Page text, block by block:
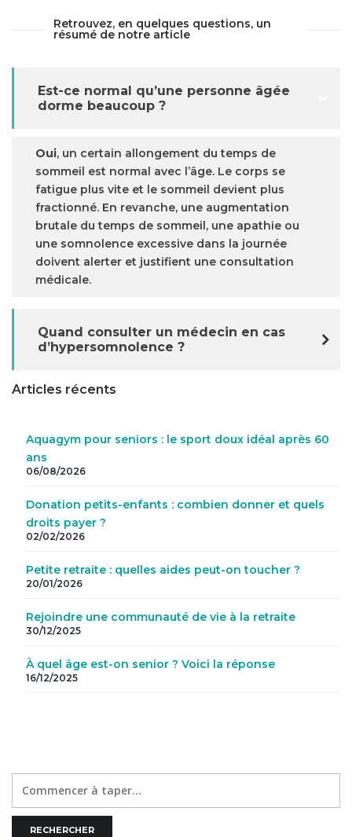
Retrouvez, en quelques questions, un
résumé de notre article
Est-ce normal qu’une personne âgée
dorme beaucoup ?
Oui, un certain allongement du temps de
sommeil est normal avec l’âge. Le corps se
fatigue plus vite et le sommeil devient plus
fractionné. En revanche, une augmentation
brutale du temps de sommeil, une apathie ou
une somnolence excessive dans la journée
doivent alerter et justifient une consultation
médicale.
Quand consulter un médecin en cas
d’hypersomnolence ?
Articles récents
Aquagym pour seniors : le sport doux idéal après 60
ans
06/08/2026
Donation petits-enfants : combien donner et quels
droits payer ?
02/02/2026
Petite retraite : quelles aides peut-on toucher ?
20/01/2026
Rejoindre une communauté de vie à la retraite
30/12/2025
À quel âge est-on senior ? Voici la réponse
16/12/2025